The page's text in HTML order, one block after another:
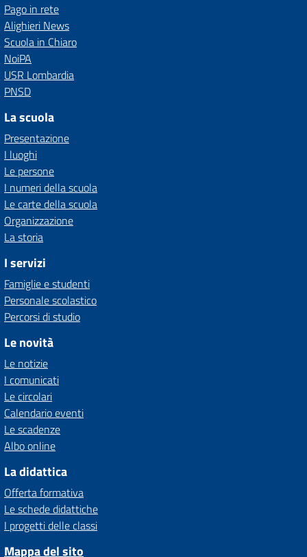
Pago in rete
Alighieri News
Scuola in Chiaro
NoiPA
USR Lombardia
PNSD
La scuola
Presentazione
I luoghi
Le persone
I numeri della scuola
Le carte della scuola
Organizzazione
La storia
I servizi
Famiglie e studenti
Personale scolastico
Percorsi di studio
Le novità
Le notizie
I comunicati
Le circolari
Calendario eventi
Le scadenze
Albo online
La didattica
Offerta formativa
Le schede didattiche
I progetti delle classi
Mappa del sito